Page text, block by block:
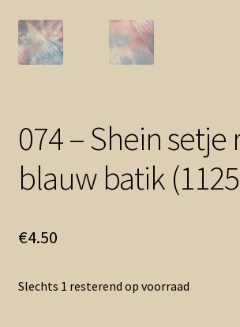
074 – Shein setje
blauw batik
€4.50
Slechts 1 resterend op voorraad